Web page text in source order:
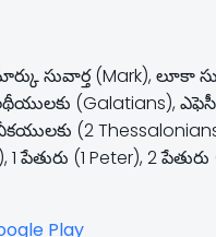
సువార్త (Mark), లూకా
(Galatians),
(2
పేతురు (1 Peter), 2
Play